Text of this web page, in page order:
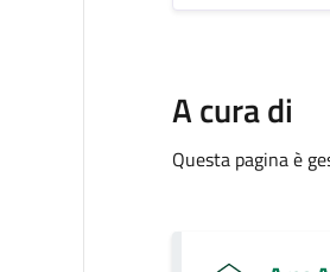
A cura di
Questa pagina è